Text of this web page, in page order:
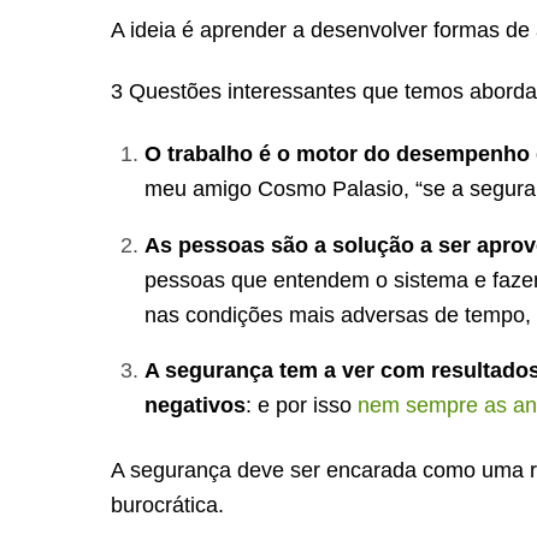
A ideia é aprender a desenvolver formas
3 Questões interessantes que temos
O trabalho é o motor do
meu amigo Cosmo Palasio, “se a
As pessoas são a solução a ser
pessoas que entendem o sistema e
nas condições mais adversas de
A segurança tem a ver com
negativos: e por isso nem sempre as
A segurança deve ser encarada como
burocrática.